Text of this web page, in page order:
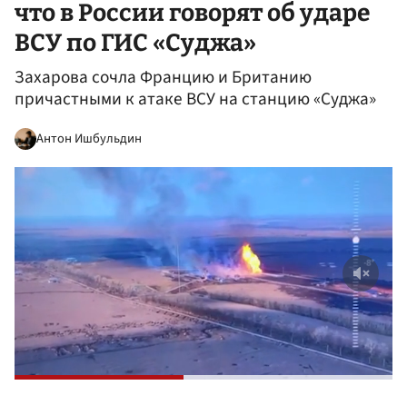
что в России говорят об ударе
ВСУ по ГИС «Суджа»
Захарова сочла Францию и Британию
причастными к атаке ВСУ на станцию «Суджа»
Антон Ишбульдин